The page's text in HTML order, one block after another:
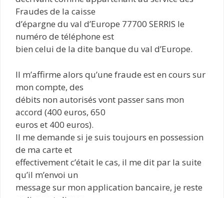
Fraudes de la caisse
d’épargne du val d’Europe 77700 SERRIS le
numéro de téléphone est
bien celui de la dite banque du val d’Europe.
Il m’affirme alors qu’une fraude est en cours sur
mon compte, des
débits non autorisés vont passer sans mon
accord (400 euros, 650
euros et 400 euros).
Il me demande si je suis toujours en possession
de ma carte et
effectivement c’était le cas, il me dit par la suite
qu’il m’envoi un
message sur mon application bancaire, je reste